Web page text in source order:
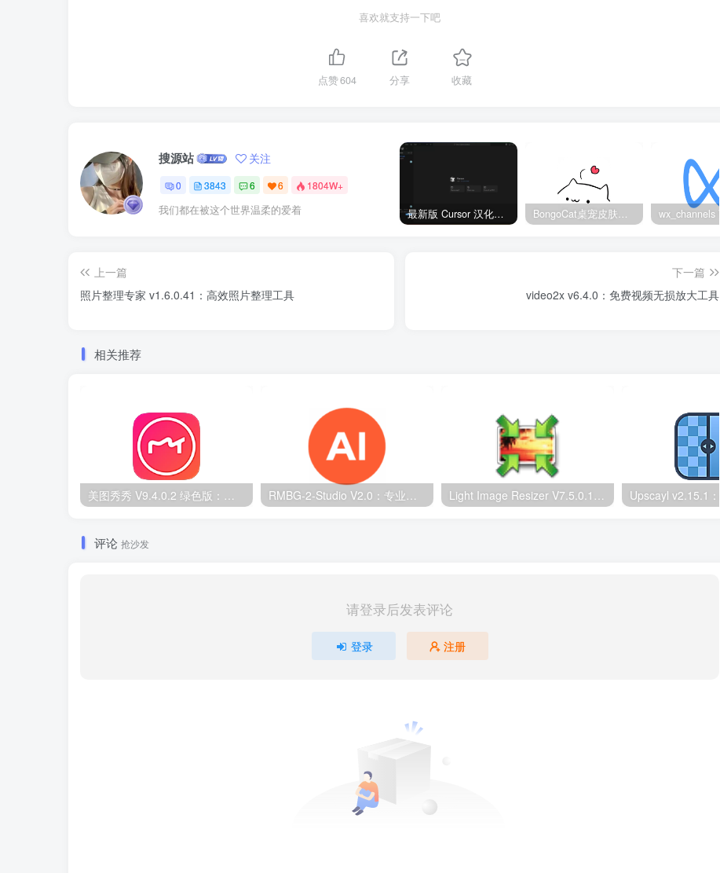
喜欢就支持一下吧
点赞604 分享 收藏
搜源站 关注
0 3843 6 6 1804W+
我们都在被这个世界温柔的爱着 最新版 Cursor 汉化设置中文教程（两种简单方法，附中文语言包下载） BongoCat桌宠皮肤包大全：20款主题皮肤免费下载
上一篇
照片整理专家 v1.6.0.41：高效照片整理工具
下一篇
video2x v6.4.0：免费视频无损放大工具
相关推荐
评论 抢沙发
请登录后发表评论
登录 注册